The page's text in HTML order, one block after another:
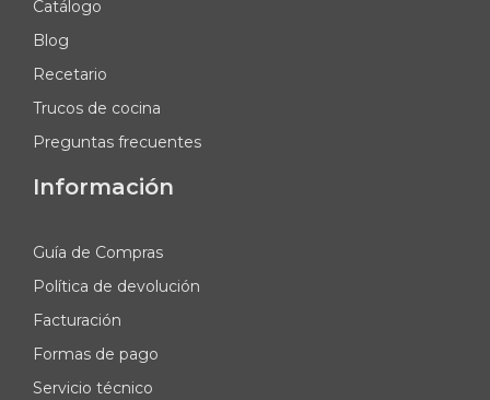
Catálogo
Blog
Recetario
Trucos de cocina
Preguntas frecuentes
Información
Guía de Compras
Política de devolución
Facturación
Formas de pago
Servicio técnico